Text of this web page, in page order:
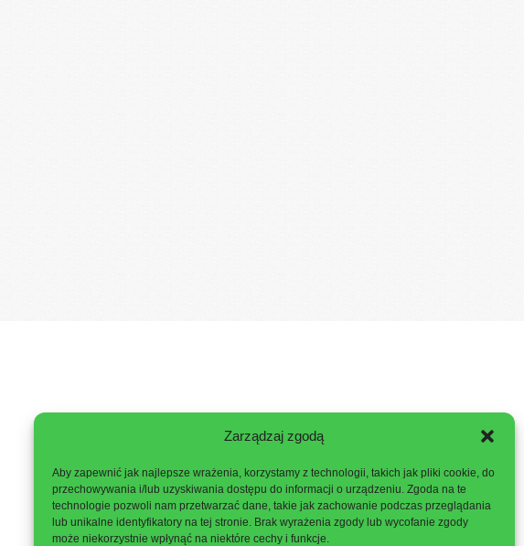
Zarządzaj zgodą
Aby zapewnić jak najlepsze wrażenia, korzystamy z technologii, takich jak pliki cookie, do
przechowywania i/lub uzyskiwania dostępu do informacji o urządzeniu. Zgoda na te
technologie pozwoli nam przetwarzać dane, takie jak zachowanie podczas przeglądania
lub unikalne identyfikatory na tej stronie. Brak wyrażenia zgody lub wycofanie zgody
może niekorzystnie wpłynąć na niektóre cechy i funkcje.